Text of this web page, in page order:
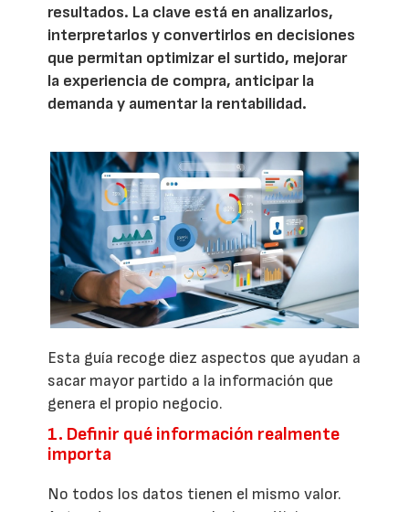
resultados. La clave está en analizarlos,
interpretarlos y convertirlos en decisiones
que permitan optimizar el surtido, mejorar
la experiencia de compra, anticipar la
demanda y aumentar la rentabilidad.
Esta guía recoge diez aspectos que ayudan a
sacar mayor partido a la información que
genera el propio negocio.
1. Definir qué información realmente
importa
No todos los datos tienen el mismo valor.